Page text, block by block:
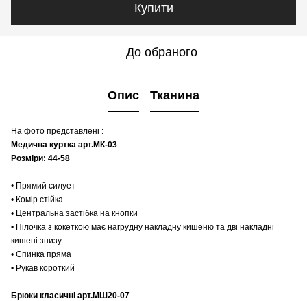
Купити
До обраного
Опис Тканина
На фото представлені :
Медична куртка арт.МК-03
Розміри: 44-58
• Прямий силует
• Комір стійка
• Центральна застібка на кнопки
• Пілочка з кокеткою має нагрудну накладну кишеню та дві накладні
кишені знизу
• Спинка пряма
• Рукав короткий
Брюки класичні арт.МШ20-07